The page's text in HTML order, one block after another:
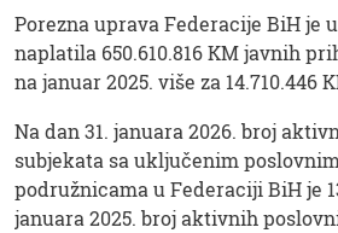
Porezna uprava Federacije BiH je
naplatila 650.610.816 KM javnih
na januar 2025. više za 14.710.446
Na dan 31. januara 2026. broj
subjekata sa uključenim
podružnicama u Federaciji BiH je
januara 2025. broj aktivnih